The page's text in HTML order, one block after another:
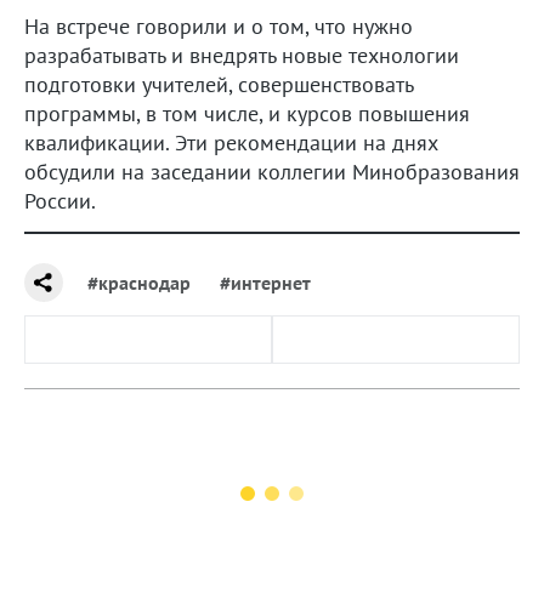
На встрече говорили и о том, что нужно
разрабатывать и внедрять новые технологии
подготовки учителей, совершенствовать
программы, в том числе, и курсов повышения
квалификации. Эти рекомендации на днях
обсудили на заседании коллегии Минобразования
России.
#краснодар #интернет